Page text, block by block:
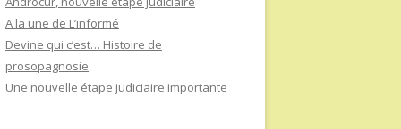
A la une de L’informé
Devine qui c’est… Histoire de
prosopagnosie
Une nouvelle étape judiciaire importante